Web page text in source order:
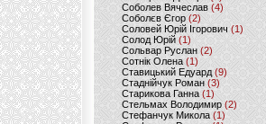
Соболев Вячеслав (4)
Соболєв Єгор(2)
Соловей Юрій Ігорович (1)
Солод Юрій (1)
Сольвар Руслан (2)
Сотнік Олена(1)
Ставицький Едуард (9)
Стаднійчук Роман(3)
Старикова Ганна (1)
Стельмах Володимир(2)
Стефанчук Микола (1)